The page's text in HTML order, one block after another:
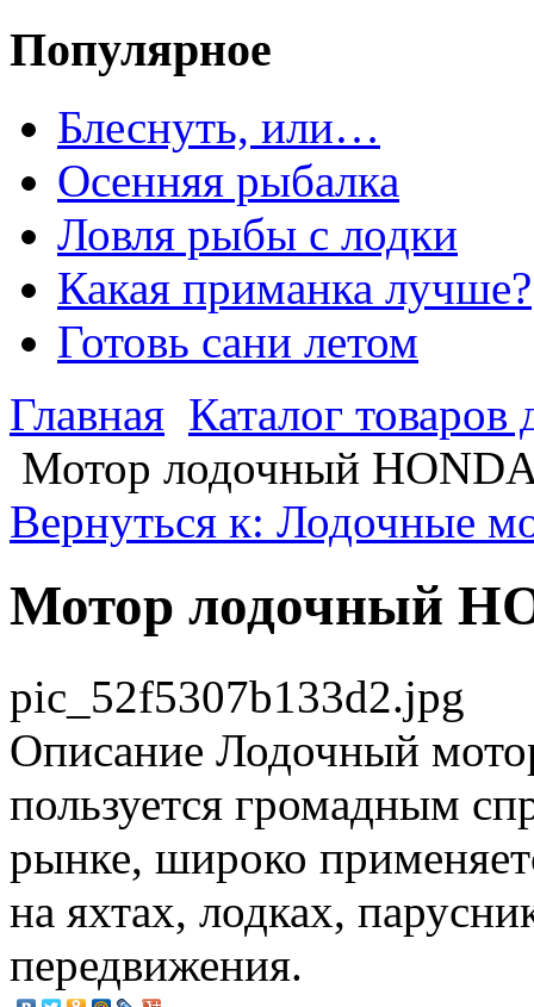
Популярное
Блеснуть, или…
Осенняя рыбалка
Ловля рыбы с лодки
Какая приманка лучше?
Готовь сани летом
Главная Каталог
Мотор лодочный
Вернуться к: Лодочные
Мотор лодочный
pic_52f5307b133d2.jpg
Описание Лодочный
пользуется громадным
рынке, широко
на яхтах, лодках,
передвижения.